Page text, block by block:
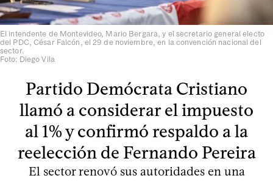
El intendente de Montevideo, Mario Bergara, y el secretario general electo
del PDC, César Falcón, el 29 de noviembre, en la convención nacional del
sector.
Foto: Diego Vila
Partido Demócrata Cristiano
llamó a considerar el impuesto
al 1% y confirmó respaldo a la
reelección de Fernando Pereira
El sector renovó sus autoridades en una